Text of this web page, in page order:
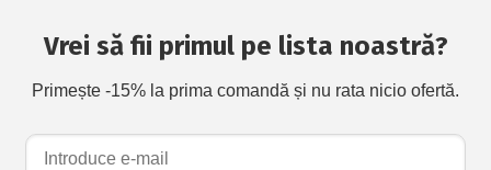
Vrei să fii primul pe lista noastră?
Primește -15% la prima comandă și nu rata nicio ofertă.